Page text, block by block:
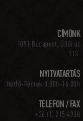
CÍMÜNK
1091 Budapest, Üllői út
113.
NYITVATARTÁS
Hétfő-Péntek 8:00h-16:00h
TELEFON / FAX
+36 (1) 215 4938